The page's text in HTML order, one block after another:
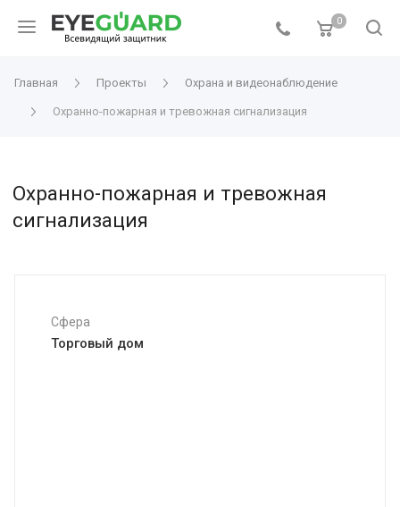
0
Главная Проекты Охрана и видеонаблюдение
Охранно-пожарная и тревожная сигнализация
Охранно-пожарная и тревожная
сигнализация
Сфера
Торговый дом